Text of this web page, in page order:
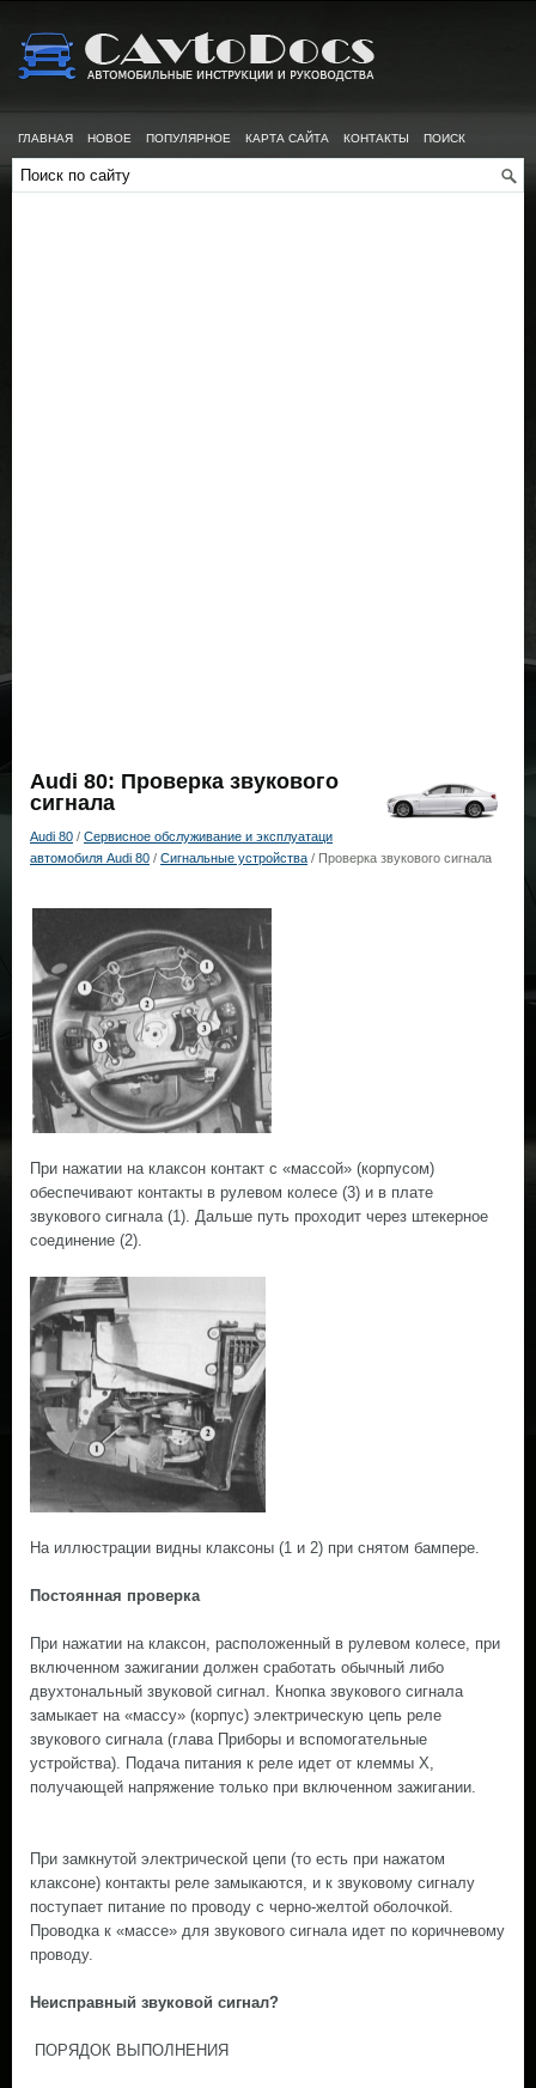
ГЛАВНАЯ НОВОЕ ПОПУЛЯРНОЕ КАРТА САЙТА КОНТАКТЫ ПОИСК
Audi 80: Проверка звукового
сигнала
Audi 80 / Сервисное обслуживание и эксплуатаци
автомобиля Audi 80 / Сигнальные устройства / Проверка звукового сигнала
При нажатии на клаксон контакт с «массой» (корпусом)
обеспечивают контакты в рулевом колесе (3) и в плате
звукового сигнала (1). Дальше путь проходит через штекерное
соединение (2).
На иллюстрации видны клаксоны (1 и 2) при снятом бампере.
Постоянная проверка
При нажатии на клаксон, расположенный в рулевом колесе, при
включенном зажигании должен сработать обычный либо
двухтональный звуковой сигнал. Кнопка звукового сигнала
замыкает на «массу» (корпус) электрическую цепь реле
звукового сигнала (глава Приборы и вспомогательные
устройства). Подача питания к реле идет от клеммы Х,
получающей напряжение только при включенном зажигании.
При замкнутой электрической цепи (то есть при нажатом
клаксоне) контакты реле замыкаются, и к звуковому сигналу
поступает питание по проводу с черно-желтой оболочкой.
Проводка к «массе» для звукового сигнала идет по коричневому
проводу.
Неисправный звуковой сигнал?
ПОРЯДОК ВЫПОЛНЕНИЯ